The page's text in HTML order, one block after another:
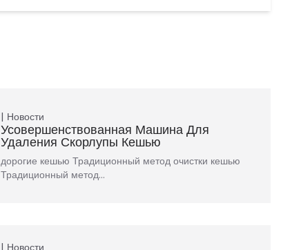
Новости
Усовершенствованная Машина Для
Удаления Скорлупы Кешью
дорогие кешью Традиционный метод очистки кешью
Традиционный метод…
Новости